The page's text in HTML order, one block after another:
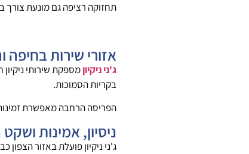
תחזוקה רציפה גם מונעת
אזורי שירות בחיפה
ג'ני ניקיוןמספקת שירותי
בקריות הסמוכות.
הפריסה הרחבה מאפשרת
ניסיון, אמינות